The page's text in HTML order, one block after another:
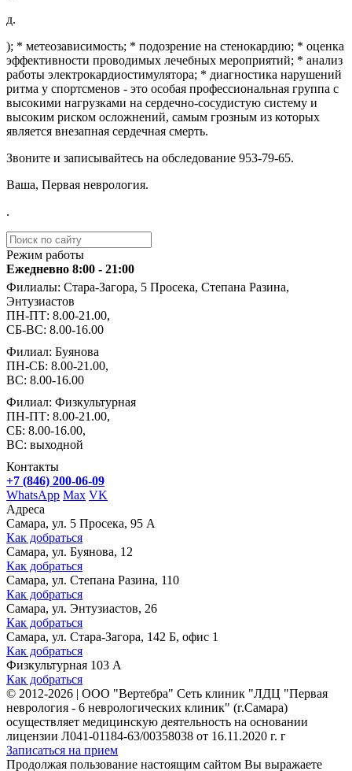
д.
); * метеозависимость; * подозрение на стенокардию; * оценка
эффективности проводимых лечебных мероприятий; * анализ
работы электрокардиостимулятора; * диагностика нарушений
ритма у спортсменов - это особая профессиональная группа с
высокими нагрузками на сердечно-сосудистую систему и
высоким риском осложнений, самым грозным из которых
является внезапная сердечная смерть.
Звоните и записывайтесь на обследование ️953-79-65.
Ваша, Первая неврология.
.
Режим работы
Ежедневно 8:00 - 21:00
Филиалы: Стара-Загора, 5 Просека, Степана Разина,
Энтузиастов
ПН-ПТ: 8.00-21.00,
СБ-ВС: 8.00-16.00
Филиал: Буянова
ПН-СБ: 8.00-21.00,
ВС: 8.00-16.00
Филиал: Физкультурная
ПН-ПТ: 8.00-21.00,
СБ: 8.00-16.00,
ВС: выходной
Контакты
+7 (846) 200-06-09
WhatsApp Max VK
Адреса
Самара, ул. 5 Просека, 95 А
Как добраться
Самара, ул. Буянова, 12
Как добраться
Самара, ул. Степана Разина, 110
Как добраться
Самара, ул. Энтузиастов, 26
Как добраться
Самара, ул. Стара-Загора, 142 Б, офис 1
Как добраться
Физкультурная 103 А
Как добраться
© 2012-2026 | ООО "Вертебра" Сеть клиник "ЛДЦ "Первая
неврология - 6 неврологических клиник" (г.Самара)
осуществляет медицинскую деятельность на основании
лицензии Л041-01184-63/00358038 от 16.11.2020 г. г
Записаться на прием
Продолжая пользование настоящим сайтом Вы выражаете